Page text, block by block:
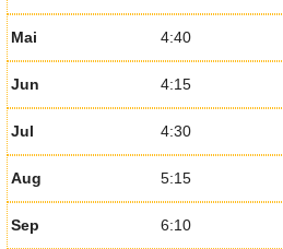
Mai 4:40
Jun 4:15
Jul 4:30
Aug 5:15
Sep 6:10